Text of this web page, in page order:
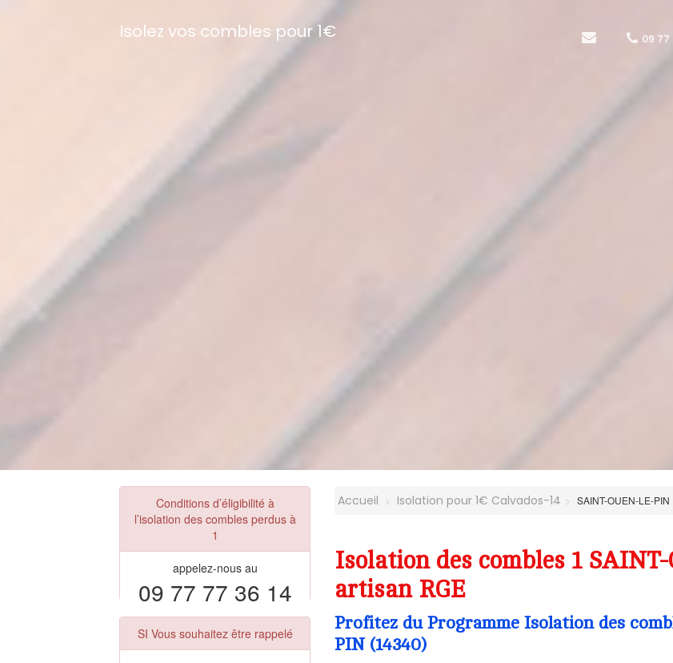
Isolez vos combles pour 1€ 09 77
Conditions d’éligibilité à
l’isolation des combles perdus à
1
appelez-nous au
09 77 77 36 14
SI Vous souhaitez être rappelé
Accueil Isolation pour 1€ Calvados-14 SAINT-OUEN-LE-PIN
Isolation des combles 1
artisan RGE
Profitez du Programme Isolation des
PIN (14340)